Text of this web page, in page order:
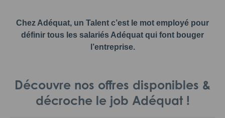
Chez Adéquat, un Talent c’est le mot employé pour
définir tous les salariés Adéquat qui font bouger
l’entreprise.
Découvre nos offres disponibles &
décroche le job Adéquat !